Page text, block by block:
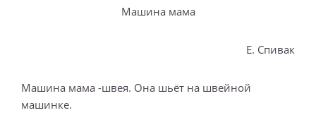
Машина мама
Е. Спивак
Машина мама -швея. Она шьёт на швейной
машинке.